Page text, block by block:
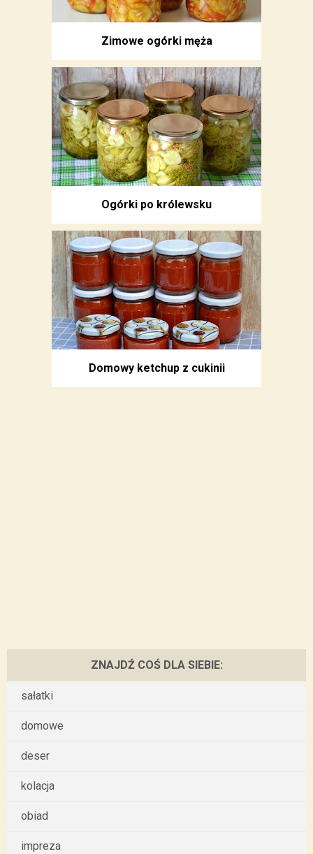
Zimowe ogórki męża
Ogórki po królewsku
Domowy ketchup z cukinii
ZNAJDŹ COŚ DLA SIEBIE:
sałatki
domowe
deser
kolacja
obiad
impreza